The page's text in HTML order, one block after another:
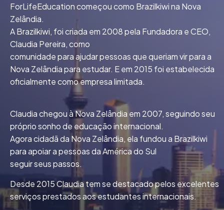
ForLifeEducation começou como Brazilkiwi na Nova
Zelândia.
A Brazilkiwi, foi criada em 2008 pela Fundadora e CEO,
Claudia Pereira, como
comunidade para ajudar pessoas que queriam vir para a
Nova Zelândia para estudar. E em 2015 foi estabelecida
oficialmente como empresa limitada.
Claudia chegou à Nova Zelândia em 2007, seguindo seu
próprio sonho de educação internacional.
Agora cidadã da Nova Zelândia, ela fundou a Brazilkiwi
para apoiar a pessoas da América do Sul
seguir seus passos.
Desde 2015 Claudia tem se destacado pelos excelentes
serviços prestados aos estudantes internacionais.